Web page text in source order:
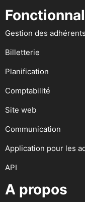
Gestion des adhérents
Billetterie
Planification
Comptabilité
Site web
Communication
Application pour les
API
A propos